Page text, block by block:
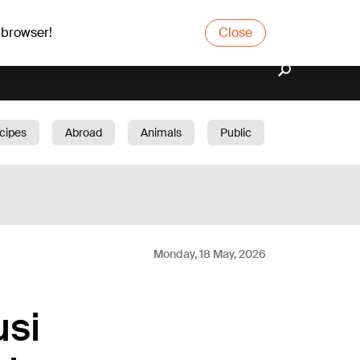
Close
Abroad Animals
Public
Monday, 18 May, 2026